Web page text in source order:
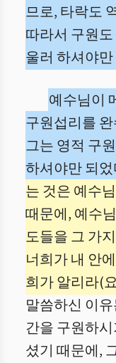
므로, 타락도
따라서 구원
울러 하셔야
예수님이
구원섭리를
그는 영적 구
하셔야만 되
는 것은 예수
때문에, 예수
도들을 그 가
너희가 내 안
희가 알리라(
말씀하신 이
간을 구원하
셨기 때문에,